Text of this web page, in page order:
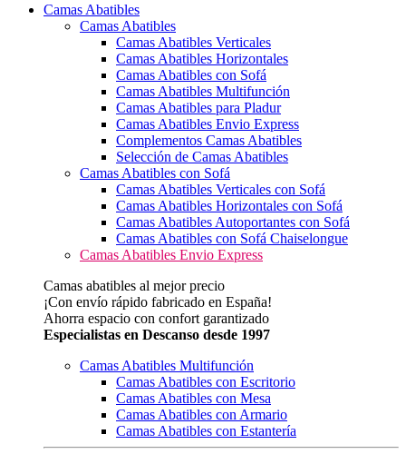
Camas Abatibles
Camas Abatibles
Camas Abatibles Verticales
Camas Abatibles Horizontales
Camas Abatibles con Sofá
Camas Abatibles Multifunción
Camas Abatibles para Pladur
Camas Abatibles Envio Express
Complementos Camas Abatibles
Selección de Camas Abatibles
Camas Abatibles con Sofá
Camas Abatibles Verticales con Sofá
Camas Abatibles Horizontales con Sofá
Camas Abatibles Autoportantes con Sofá
Camas Abatibles con Sofá Chaiselongue
Camas Abatibles Envio Express
Camas abatibles al mejor precio
¡Con envío rápido fabricado en España!
Ahorra espacio con confort garantizado
Especialistas en Descanso desde 1997
Camas Abatibles Multifunción
Camas Abatibles con Escritorio
Camas Abatibles con Mesa
Camas Abatibles con Armario
Camas Abatibles con Estantería